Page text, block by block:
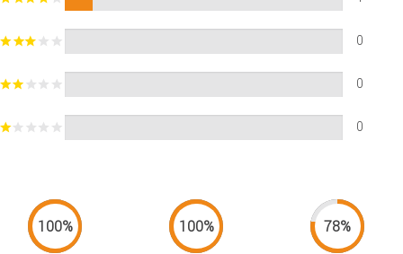
0
0
0